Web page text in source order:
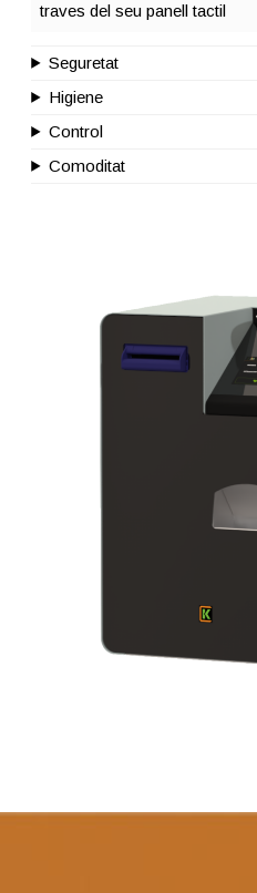
traves del seu panell tactil
Seguretat
Higiene
Control
Comoditat